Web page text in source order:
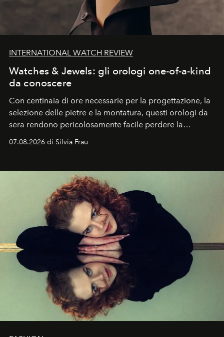
INTERNATIONAL WATCH REVIEW
Watches & Jewels: gli orologi one-of-a-kind
da conoscere
Con centinaia di ore necessarie per la progettazione, la
selezione delle pietre e la montatura, questi orologi da
sera rendono pericolosamente facile perdere la
cognizione del tempo. Ma con quadranti così
07.08.2026 di Silvia Frau